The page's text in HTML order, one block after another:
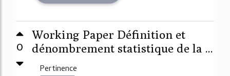
0
Working Paper Définition et
dénombrement statistique de la ...
Pertinence